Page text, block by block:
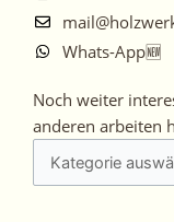
Whats-App🆕
Noch weiter
anderen arbeiten
Noch
weiter
Schauen